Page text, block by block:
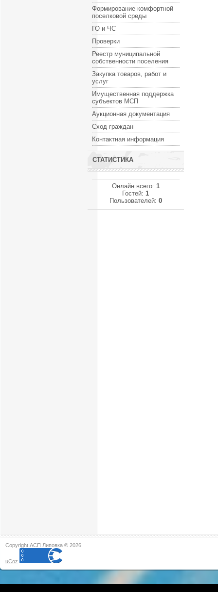
Формирование комфортной
поселковой среды
ГО и ЧС
Проверки
Реестр муниципальной
собственности поселения
Закупка товаров, работ и
услуг
Имущественная поддержка
субъектов МСП
Аукционная документация
Сход граждан
Контактная информация
СТАТИСТИКА
Онлайн всего: 1
Гостей:1
Пользователей: 0
Copyright АСП Липовка © 2026
uCoz